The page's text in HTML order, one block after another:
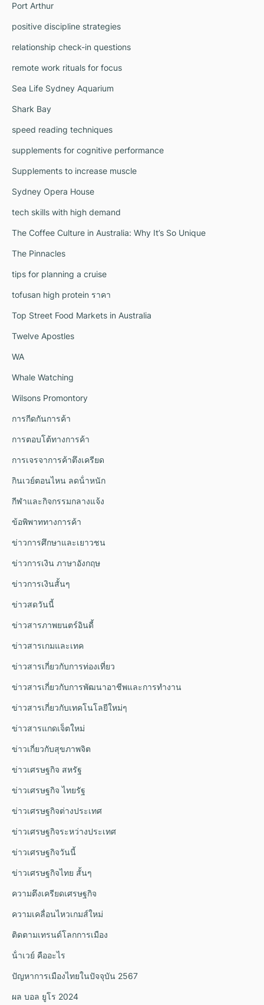
Port Arthur
positive discipline strategies
relationship check-in questions
remote work rituals for focus
Sea Life Sydney Aquarium
Shark Bay
speed reading techniques
supplements for cognitive performance
Supplements to increase muscle
Sydney Opera House
tech skills with high demand
The Coffee Culture in Australia: Why It’s So Unique
The Pinnacles
tips for planning a cruise
tofusan high protein ราคา
Top Street Food Markets in Australia
Twelve Apostles
WA
Whale Watching
Wilsons Promontory
การกีดกันการค้า
การตอบโต้ทางการค้า
การเจรจาการค้าตึงเครียด
กินเวย์ตอนไหน ลดน้ําหนัก
กีฬาและกิจกรรมกลางแจ้ง
ข้อพิพาททางการค้า
ข่าวการศึกษาและเยาวชน
ข่าวการเงิน ภาษาอังกฤษ
ข่าวการเงินสั้นๆ
ข่าวสดวันนี้
ข่าวสารภาพยนตร์อินดี้
ข่าวสารเกมและเทค
ข่าวสารเกี่ยวกับการท่องเที่ยว
ข่าวสารเกี่ยวกับการพัฒนาอาชีพและการทำงาน
ข่าวสารเกี่ยวกับเทคโนโลยีใหม่ๆ
ข่าวสารแกดเจ็ตใหม่
ข่าวเกี่ยวกับสุขภาพจิต
ข่าวเศรษฐกิจ สหรัฐ
ข่าวเศรษฐกิจ ไทยรัฐ
ข่าวเศรษฐกิจต่างประเทศ
ข่าวเศรษฐกิจระหว่างประเทศ
ข่าวเศรษฐกิจวันนี้
ข่าวเศรษฐกิจไทย สั้นๆ
ความตึงเครียดเศรษฐกิจ
ความเคลื่อนไหวเกมส์ใหม่
ติดตามเทรนด์โลกการเมือง
น้ําเวย์ คืออะไร
ปัญหาการเมืองไทยในปัจจุบัน 2567
ผล บอล ยูโร 2024